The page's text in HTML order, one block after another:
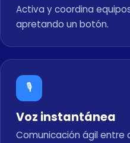
Activa y coordina
apretando un botón.
🎙️
Voz instantánea
Comunicación ágil entre